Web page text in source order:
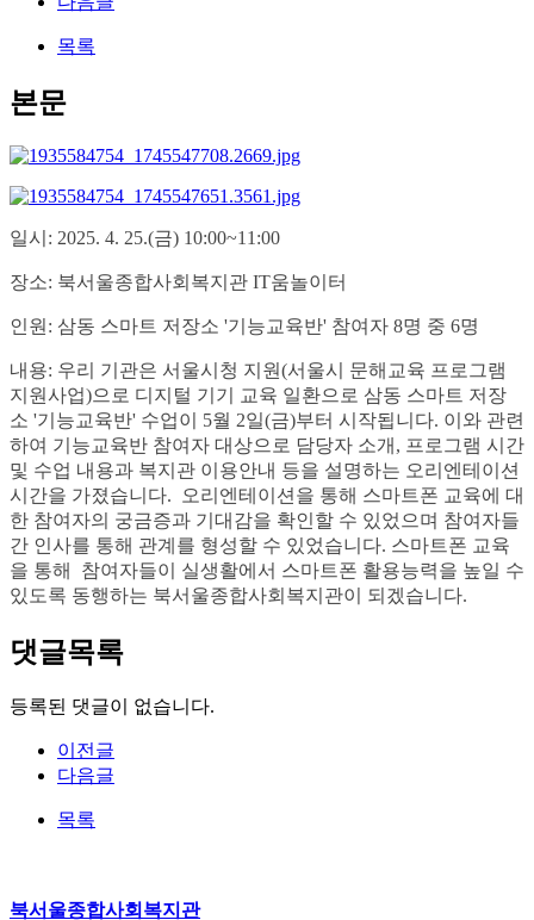
목록
본문
일시: 2025. 4. 25.(금) 10:00~11:00
장소: 북서울종합사회복지관 IT움놀이터
인원: 삼동 스마트 저장소 '기능교육반' 참여자 8명 중 6명
내용: 우리 기관은 서울시청 지원(서울시 문해교육 프로그램
지원사업)으로 디지털 기기 교육 일환으로 삼동 스마트 저장
소 '기능교육반' 수업이 5월 2일(금)부터 시작됩니다. 이와 관련
하여 기능교육반 참여자 대상으로 담당자 소개, 프로그램 시간
및 수업 내용과 복지관 이용안내 등을 설명하는 오리엔테이션
시간을 가졌습니다. 오리엔테이션을 통해 스마트폰 교육에 대
한 참여자의 궁금증과 기대감을 확인할 수 있었으며 참여자들
간 인사를 통해 관계를 형성할 수 있었습니다. 스마트폰 교육
을 통해 참여자들이 실생활에서 스마트폰 활용능력을 높일 수
있도록 동행하는 북서울종합사회복지관이 되겠습니다.
댓글목록
등록된 댓글이 없습니다.
이전글
다음글
목록
북서울종합사회복지관